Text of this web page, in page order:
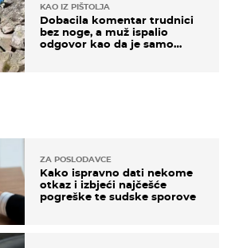
KAO IZ PIŠTOLJA
Dobacila komentar trudnici
bez noge, a muž ispalio
odgovor kao da je samo
ZA POSLODAVCE
Kako ispravno dati nekome
otkaz i izbjeći najčešće
pogreške te sudske sporove